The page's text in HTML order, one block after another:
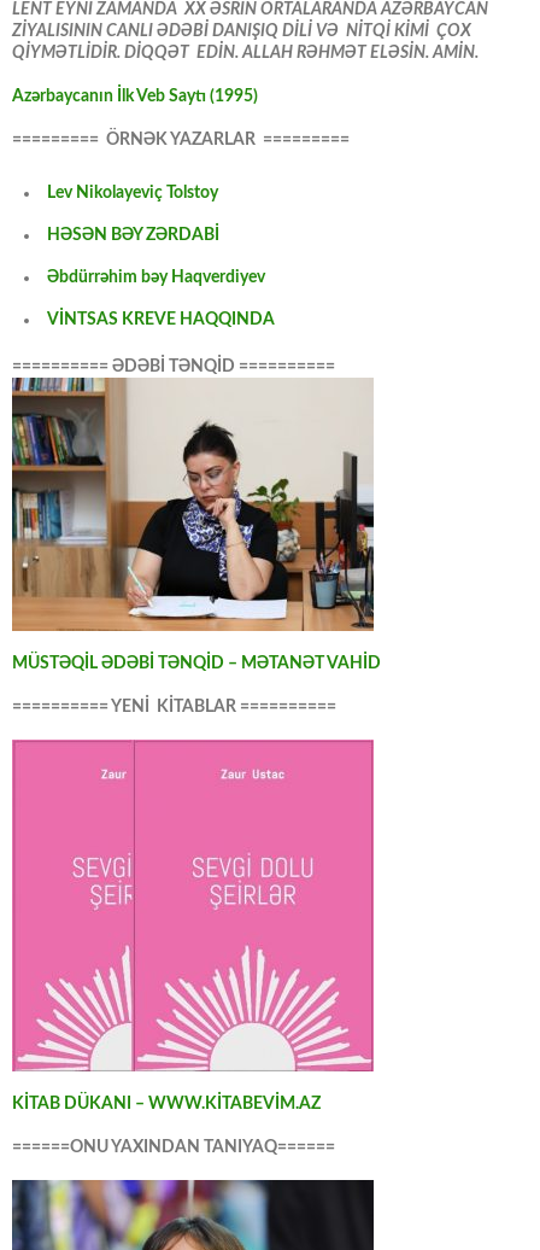
LENT EYNİ ZAMANDA XX ƏSRİN ORTALARANDA AZƏRBAYCAN
ZİYALISININ CANLI ƏDƏBİ DANIŞIQ DİLİ VƏ NİTQİ KİMİ ÇOX
QİYMƏTLİDİR. DİQQƏT EDİN. ALLAH RƏHMƏT ELƏSİN. AMİN.
Azərbaycanın İlk Veb Saytı (1995)
========= ÖRNƏK YAZARLAR =========
Lev Nikolayeviç Tolstoy
HƏSƏN BƏY ZƏRDABİ
Əbdürrəhim bəy Haqverdiyev
VİNTSAS KREVE HAQQINDA
========== ƏDƏBİ TƏNQİD ==========
MÜSTƏQİL ƏDƏBİ TƏNQİD – MƏTANƏT VAHİD
========== YENİ KİTABLAR ==========
KİTAB DÜKANI – WWW.KİTABEVİM.AZ
======ONU YAXINDAN TANIYAQ======